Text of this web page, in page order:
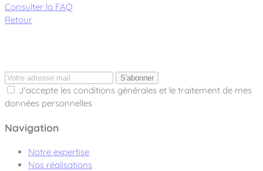
Consulter la FAQ
Retour
S'abonner
J'accepte les conditions générales et le traitement de mes
données personnelles
Navigation
Notre expertise
Nos réalisations